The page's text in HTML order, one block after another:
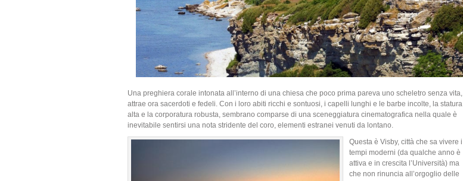
Una preghiera corale intonata all’interno di una chiesa che poco prima pareva uno scheletro senza vita,
attrae ora sacerdoti e fedeli. Con i loro abiti ricchi e sontuosi, i capelli lunghi e le barbe incolte, la statura
alta e la corporatura robusta, sembrano comparse di una sceneggiatura cinematografica nella quale è
inevitabile sentirsi una nota stridente del coro, elementi estranei venuti da lontano.
Questa è Visby, città che sa vivere i
tempi moderni (da qualche anno è
attiva e in crescita l’Università) ma
che non rinuncia all’orgoglio delle